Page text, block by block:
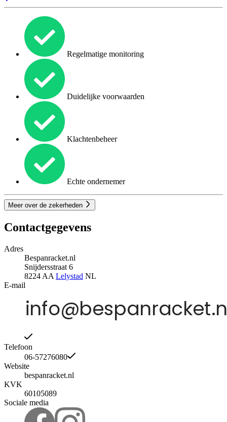
Regelmatige monitoring
Duidelijke voorwaarden
Klachtenbeheer
Echte ondernemer
Meer over de zekerheden
Contactgegevens
Adres
Bespanracket.nl
Snijdersstraat 6
8224 AA Lelystad NL
E-mail
Telefoon
06-57276080
Website
bespanracket.nl
KVK
60105089
Sociale media